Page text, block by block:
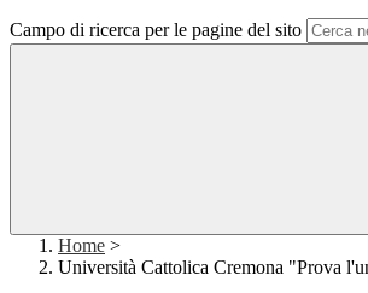
Campo di ricerca per le pagine del sito
Home >
Università Cattolica Cremona "Prova